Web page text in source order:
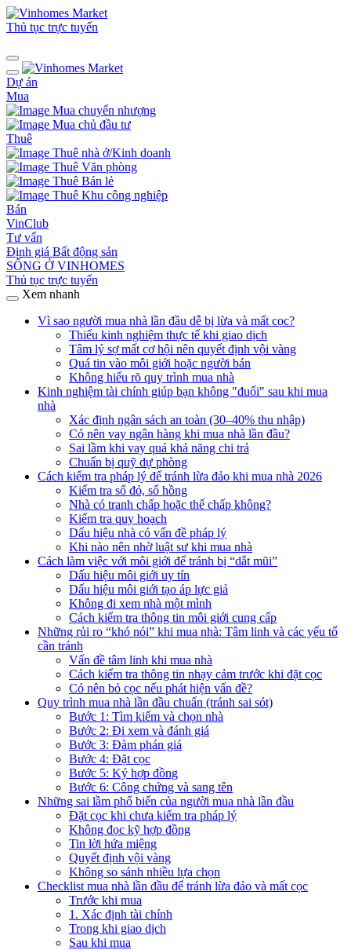
Thủ tục trực tuyến
Dự án
Mua
Mua chuyển nhượng
Mua chủ đầu tư
Thuê
Thuê nhà ở/Kinh doanh
Thuê Văn phòng
Thuê Bán lẻ
Thuê Khu công nghiệp
Bán
VinClub
Tư vấn
Định giá Bất động sản
SỐNG Ở VINHOMES
Thủ tục trực tuyến
Xem nhanh
Vì sao người mua nhà lần đầu dễ bị lừa và mất cọc?
Thiếu kinh nghiệm thực tế khi giao dịch
Tâm lý sợ mất cơ hội nên quyết định vội vàng
Quá tin vào môi giới hoặc người bán
Không hiểu rõ quy trình mua nhà
Kinh nghiệm tài chính giúp bạn không "đuối" sau khi mua
nhà
Xác định ngân sách an toàn (30–40% thu nhập)
Có nên vay ngân hàng khi mua nhà lần đầu?
Sai lầm khi vay quá khả năng chi trả
Chuẩn bị quỹ dự phòng
Cách kiểm tra pháp lý để tránh lừa đảo khi mua nhà 2026
Kiểm tra sổ đỏ, sổ hồng
Nhà có tranh chấp hoặc thế chấp không?
Kiểm tra quy hoạch
Dấu hiệu nhà có vấn đề pháp lý
Khi nào nên nhờ luật sư khi mua nhà
Cách làm việc với môi giới để tránh bị “dắt mũi”
Dấu hiệu môi giới uy tín
Dấu hiệu môi giới tạo áp lực giả
Không đi xem nhà một mình
Cách kiểm tra thông tin môi giới cung cấp
Những rủi ro “khó nói” khi mua nhà: Tâm linh và các yếu tố
cần tránh
Vấn đề tâm linh khi mua nhà
Cách kiểm tra thông tin nhạy cảm trước khi đặt cọc
Có nên bỏ cọc nếu phát hiện vấn đề?
Quy trình mua nhà lần đầu chuẩn (tránh sai sót)
Bước 1: Tìm kiếm và chọn nhà
Bước 2: Đi xem và đánh giá
Bước 3: Đàm phán giá
Bước 4: Đặt cọc
Bước 5: Ký hợp đồng
Bước 6: Công chứng và sang tên
Những sai lầm phổ biến của người mua nhà lần đầu
Đặt cọc khi chưa kiểm tra pháp lý
Không đọc kỹ hợp đồng
Tin lời hứa miệng
Quyết định vội vàng
Không so sánh nhiều lựa chọn
Checklist mua nhà lần đầu để tránh lừa đảo và mất cọc
Trước khi mua
1. Xác định tài chính
Trong khi giao dịch
Sau khi mua